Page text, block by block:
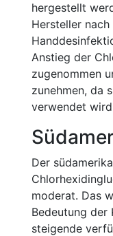
hergestellt
Hersteller
Anstieg der
zugenommen
zunehmen, da
verwendet
Der
moderat. Das
Bedeutung der
steigende